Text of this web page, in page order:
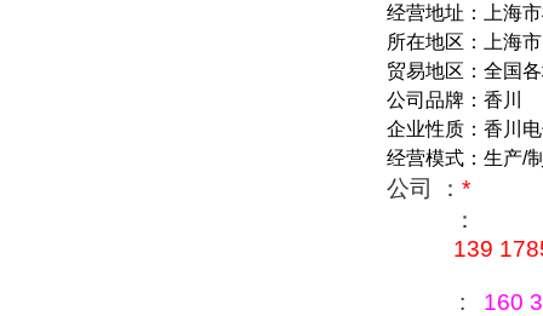
经营地址：上海
所在地区：上海市
贸易地区：全国
公司品牌：香川
企业性质：香川
经营模式：生产/
公司 ： *
：
139
: 160